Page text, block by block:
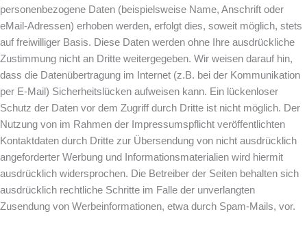
personenbezogene Daten (beispielsweise Name, Anschrift oder
eMail-Adressen) erhoben werden, erfolgt dies, soweit möglich, stets
auf freiwilliger Basis. Diese Daten werden ohne Ihre ausdrückliche
Zustimmung nicht an Dritte weitergegeben. Wir weisen darauf hin,
dass die Datenübertragung im Internet (z.B. bei der Kommunikation
per E-Mail) Sicherheitslücken aufweisen kann. Ein lückenloser
Schutz der Daten vor dem Zugriff durch Dritte ist nicht möglich. Der
Nutzung von im Rahmen der Impressumspflicht veröffentlichten
Kontaktdaten durch Dritte zur Übersendung von nicht ausdrücklich
angeforderter Werbung und Informationsmaterialien wird hiermit
ausdrücklich widersprochen. Die Betreiber der Seiten behalten sich
ausdrücklich rechtliche Schritte im Falle der unverlangten
Zusendung von Werbeinformationen, etwa durch Spam-Mails, vor.